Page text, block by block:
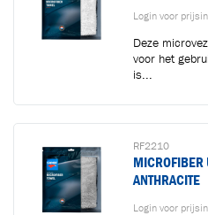
Login voor
Deze
voor het
is...
RF2210
MICROFIBER
ANTHRACITE
Login voor